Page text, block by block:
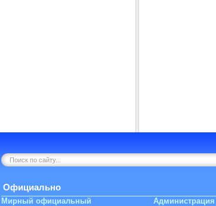
Официально
Мирный официальный Администрация